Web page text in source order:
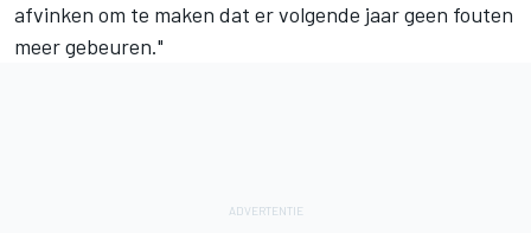
afvinken om te maken dat er volgende jaar geen fouten
meer gebeuren."